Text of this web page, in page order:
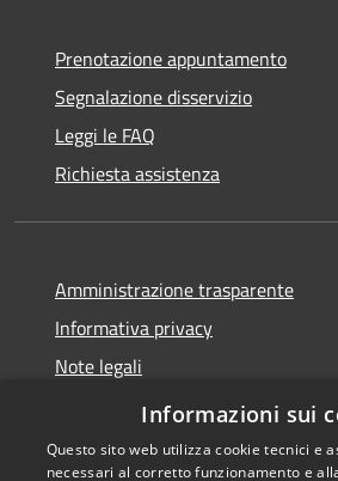
Prenotazione appuntamento
Segnalazione disservizio
Leggi le FAQ
Richiesta assistenza
Amministrazione trasparente
Informativa privacy
Note legali
Dichiarazione di accessibilità
Informazioni sui
Questo sito web utilizza cookie tecnici e
necessari al corretto funzionamento e